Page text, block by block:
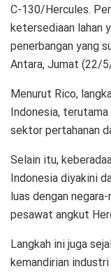
C-130/Hercules.
ketersediaan lahan
penerbangan yang
Antara, Jumat (22/
Menurut Rico,
Indonesia,
sektor pertahanan
Selain itu,
Indonesia diyakini
luas dengan
pesawat angkut
Langkah ini juga
kemandirian